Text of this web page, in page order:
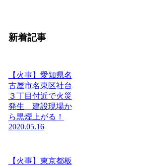
新着記事
【火事】愛知県名
古屋市名東区社台
３丁目付近で火災
発生 建設現場か
ら黒煙上がる！
2020.05.16
【火事】東京都板